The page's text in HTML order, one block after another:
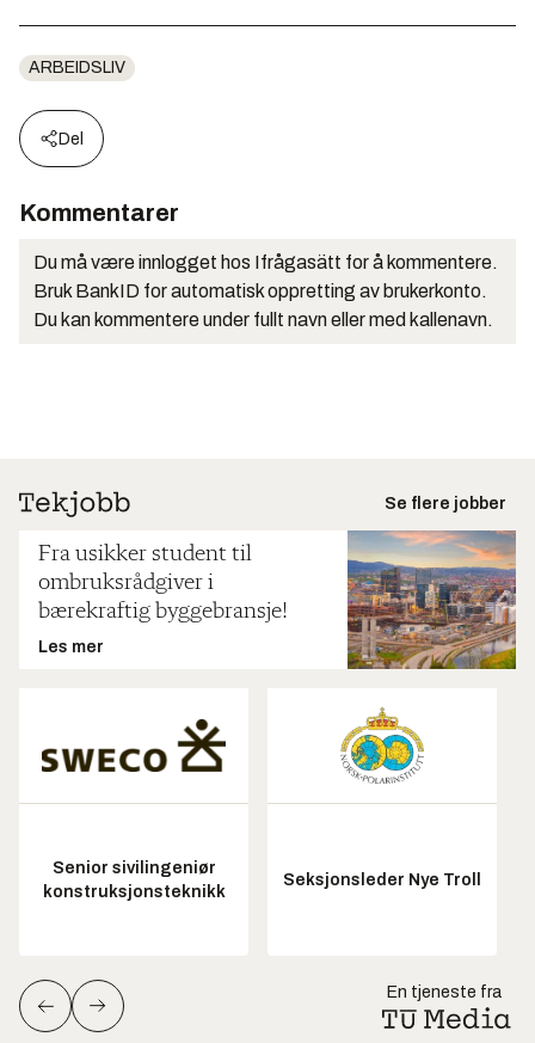
ARBEIDSLIV
Del
Kommentarer
Du må være innlogget hos Ifrågasätt for å kommentere.
Bruk BankID for automatisk oppretting av brukerkonto.
Du kan kommentere under fullt navn eller med kallenavn.
Se flere jobber
Fra usikker student til
ombruksrådgiver i
bærekraftig byggebransje!
Les mer
Senior sivilingeniør
konstruksjonsteknikk
Seksjonsleder Nye Troll
En tjeneste fra